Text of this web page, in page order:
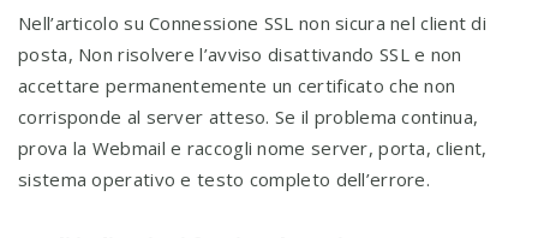
Nell’articolo su Connessione SSL non sicura nel client di
posta, Non risolvere l’avviso disattivando SSL e non
accettare permanentemente un certificato che non
corrisponde al server atteso. Se il problema continua,
prova la Webmail e raccogli nome server, porta, client,
sistema operativo e testo completo dell’errore.